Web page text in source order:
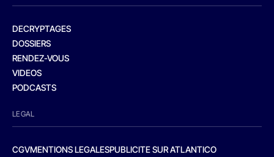
DECRYPTAGES
DOSSIERS
RENDEZ-VOUS
VIDEOS
PODCASTS
LEGAL
CGVMENTIONS LEGALESPUBLICITE SUR ATLANTICO